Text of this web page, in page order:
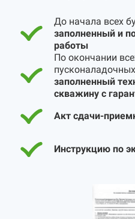
До начала всех
заполненный и
работы
По окончании
заполненный
скважину с
Акт сдачи-
Инструкцию по